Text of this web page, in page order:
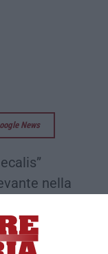
News
nella
delle
su